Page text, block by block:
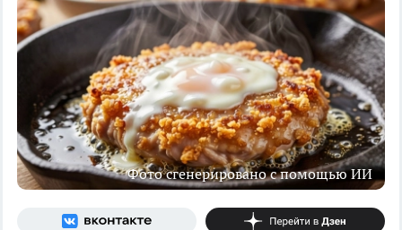
Фото сгенерировано с помощью ИИ